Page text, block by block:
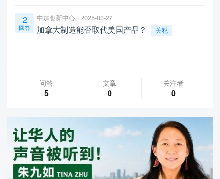
2
回答
中加创新中心 2025-03-27
加拿大制造能否取代美国产品？ 关税
问答
5
文章
0
关注者
0